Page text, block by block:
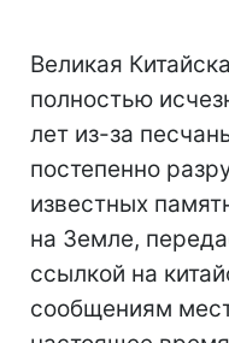
Великая
полностью
лет из-за
постепенно
известных
на Земле,
ссылкой на
сообщениям